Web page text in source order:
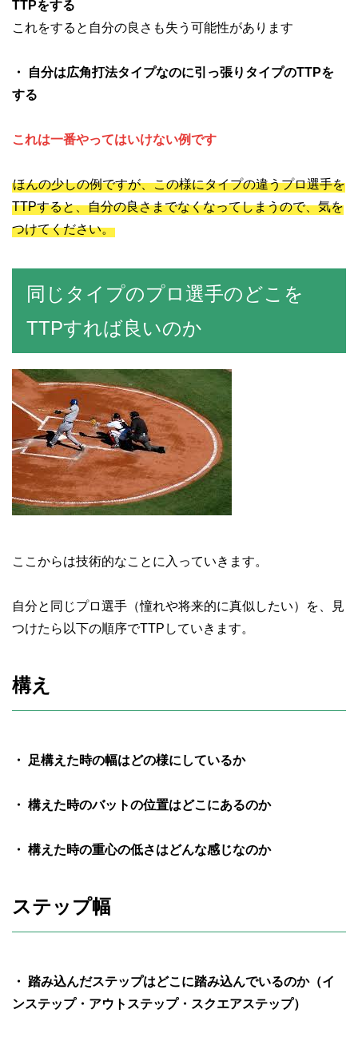
TTPをする
これをすると自分の良さも失う可能性があります
・ 自分は広角打法タイプなのに引っ張りタイプのTTPを
する
これは一番やってはいけない例です
ほんの少しの例ですが、この様にタイプの違うプロ選手を
TTPすると、自分の良さまでなくなってしまうので、気を
つけてください。
同じタイプのプロ選手のどこを
TTPすれば良いのか
ここからは技術的なことに入っていきます。
自分と同じプロ選手（憧れや将来的に真似したい）を、見
つけたら以下の順序でTTPしていきます。
構え
・ 足構えた時の幅はどの様にしているか
・ 構えた時のバットの位置はどこにあるのか
・ 構えた時の重心の低さはどんな感じなのか
ステップ幅
・ 踏み込んだステップはどこに踏み込んでいるのか（イ
ンステップ・アウトステップ・スクエアステップ）